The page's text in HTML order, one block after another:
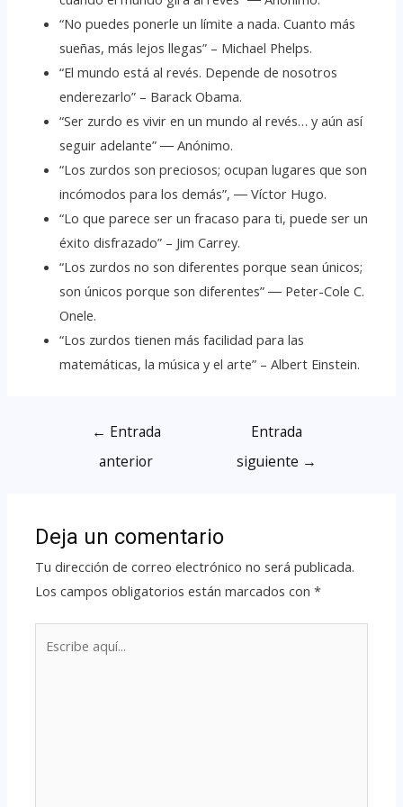
“No puedes ponerle un límite a nada. Cuanto más
sueñas, más lejos llegas” – Michael Phelps.
“El mundo está al revés. Depende de nosotros
enderezarlo” – Barack Obama.
“Ser zurdo es vivir en un mundo al revés… y aún así
seguir adelante” ― Anónimo.
“Los zurdos son preciosos; ocupan lugares que son
incómodos para los demás”, ― Víctor Hugo.
“Lo que parece ser un fracaso para ti, puede ser un
éxito disfrazado” – Jim Carrey.
“Los zurdos no son diferentes porque sean únicos;
son únicos porque son diferentes” ― Peter-Cole C.
Onele.
“Los zurdos tienen más facilidad para las
matemáticas, la música y el arte” – Albert Einstein.
← Entrada
anterior
Entrada
siguiente →
Deja un comentario
Tu dirección de correo electrónico no será publicada.
Los campos obligatorios están marcados con*